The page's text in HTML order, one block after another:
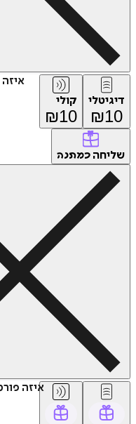
דיגיטלי
₪10
קולי
₪10
שליחה כמתנה
איזה